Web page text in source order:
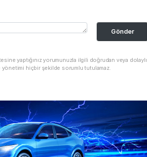
Gönder
yaptığınız yorumunuzla ilgili doğrudan veya dolaylı
yönetimi hiçbir şekilde sorumlu tutulamaz.